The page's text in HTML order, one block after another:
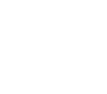
ふる